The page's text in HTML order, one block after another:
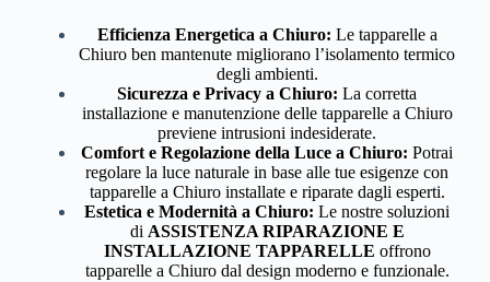
Efficienza Energetica a Chiuro: Le tapparelle a
Chiuro ben mantenute migliorano l’isolamento termico
degli ambienti.
Sicurezza e Privacy a Chiuro: La corretta
installazione e manutenzione delle tapparelle a Chiuro
previene intrusioni indesiderate.
Comfort e Regolazione della Luce a Chiuro: Potrai
regolare la luce naturale in base alle tue esigenze con
tapparelle a Chiuro installate e riparate dagli esperti.
Estetica e Modernità a Chiuro: Le nostre soluzioni
di ASSISTENZA RIPARAZIONE E
INSTALLAZIONE TAPPARELLE offrono
tapparelle a Chiuro dal design moderno e funzionale.